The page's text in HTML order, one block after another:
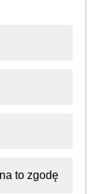
to zgodę